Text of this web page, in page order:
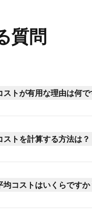
質問
ストが有用な理由は何で
ストを計算する方法は？
均コストはいくらですか